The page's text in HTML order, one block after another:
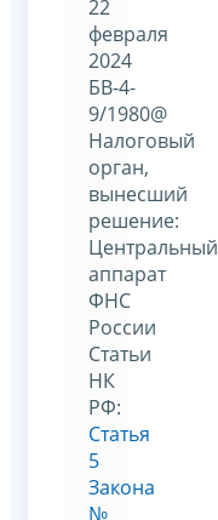
22
февраля
2024
БВ-4-
9/1980@
Налоговый
орган,
вынесший
решение:
Центральный
аппарат
ФНС
России
Статьи
НК
РФ:
Статья
5
Закона
№